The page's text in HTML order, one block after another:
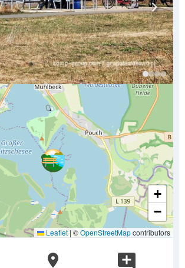
+
−
Leaflet | ©OpenStreetMapcontributors